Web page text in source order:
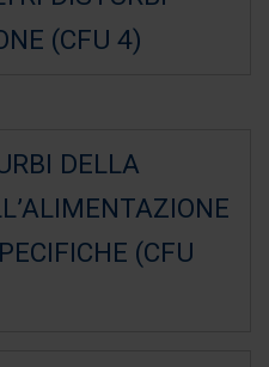
(CFU 4)
DELLA
(CFU